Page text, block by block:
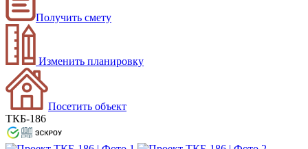
Получить смету
Изменить планировку
Посетить объект
ТКБ-186